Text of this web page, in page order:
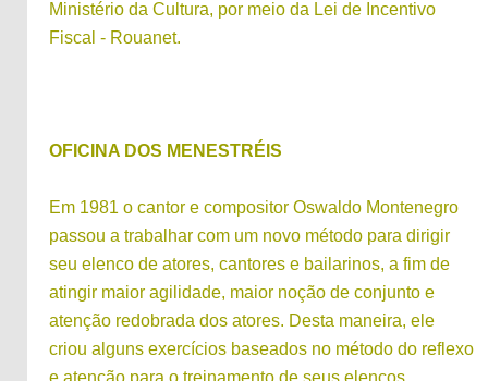
Ministério da Cultura, por meio da Lei de Incentivo
Fiscal - Rouanet.
OFICINA DOS MENESTRÉIS
Em 1981 o cantor e compositor Oswaldo Montenegro
passou a trabalhar com um novo método para dirigir
seu elenco de atores, cantores e bailarinos, a fim de
atingir maior agilidade, maior noção de conjunto e
atenção redobrada dos atores. Desta maneira, ele
criou alguns exercícios baseados no método do reflexo
e atenção para o treinamento de seus elencos.